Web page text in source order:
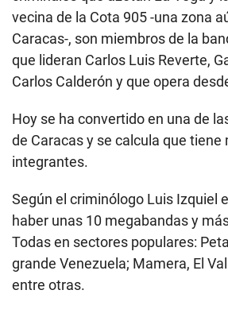
vecina de la Cota 905 -una zona
Caracas-, son miembros de la
que lideran Carlos Luis Reverte,
Carlos Calderón y que opera
Hoy se ha convertido en una de
de Caracas y se calcula que tiene
integrantes.
Según el criminólogo Luis Izquiel
haber unas 10 megabandas y
Todas en sectores populares:
grande Venezuela; Mamera, El
entre otras.